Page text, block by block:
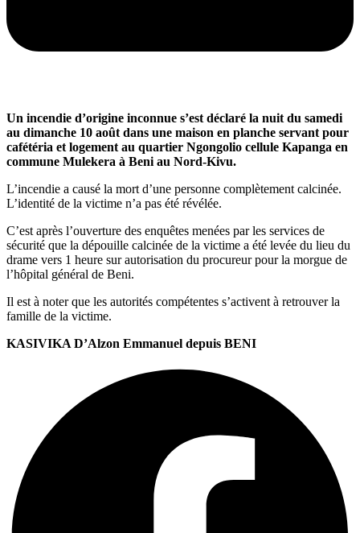
Un incendie d’origine inconnue s’est déclaré la nuit du samedi
au dimanche 10 août dans une maison en planche servant pour
cafétéria et logement au quartier Ngongolio cellule Kapanga en
commune Mulekera à Beni au Nord-Kivu.
L’incendie a causé la mort d’une personne complètement calcinée.
L’identité de la victime n’a pas été révélée.
C’est après l’ouverture des enquêtes menées par les services de
sécurité que la dépouille calcinée de la victime a été levée du lieu du
drame vers 1 heure sur autorisation du procureur pour la morgue de
l’hôpital général de Beni.
Il est à noter que les autorités compétentes s’activent à retrouver la
famille de la victime.
KASIVIKA D’Alzon Emmanuel depuis BENI